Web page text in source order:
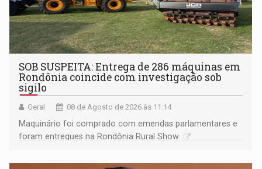
SOB SUSPEITA: Entrega de 286 máquinas em
Rondônia coincide com investigação sob
sigilo
Geral 08 de Agosto de 2026 às 11:14
Maquinário foi comprado com emendas parlamentares e
foram entregues na Rondônia Rural Show